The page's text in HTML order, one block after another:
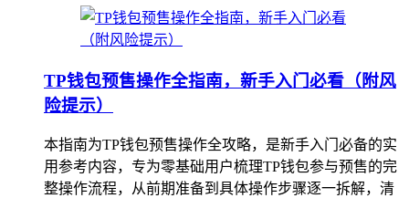
TP钱包预售操作全指南，新手入门必看（附风
险提示）
本指南为TP钱包预售操作全攻略，是新手入门必备的实
用参考内容，专为零基础用户梳理TP钱包参与预售的完
整操作流程，从前期准备到具体操作步骤逐一拆解，清